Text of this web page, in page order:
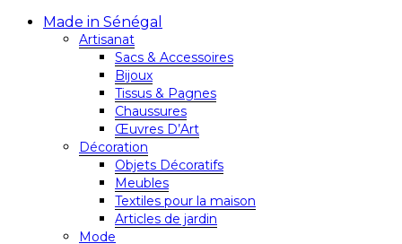
Made in Sénégal
Artisanat
Sacs & Accessoires
Bijoux
Tissus & Pagnes
Chaussures
Œuvres D’Art
Décoration
Objets Décoratifs
Meubles
Textiles pour la maison
Articles de jardin
Mode